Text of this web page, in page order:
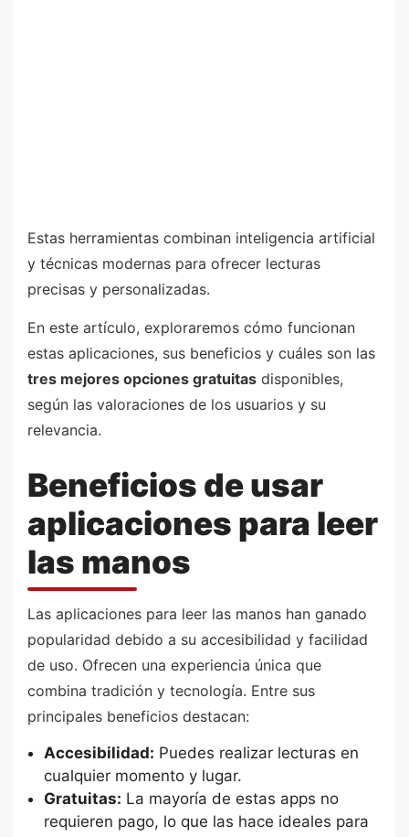
Estas herramientas combinan inteligencia artificial
y técnicas modernas para ofrecer lecturas
precisas y personalizadas.
En este artículo, exploraremos cómo funcionan
estas aplicaciones, sus beneficios y cuáles son las
tres mejores opciones gratuitas disponibles,
según las valoraciones de los usuarios y su
relevancia.
Beneficios de usar
aplicaciones para leer
las manos
Las aplicaciones para leer las manos han ganado
popularidad debido a su accesibilidad y facilidad
de uso. Ofrecen una experiencia única que
combina tradición y tecnología. Entre sus
principales beneficios destacan:
Accesibilidad: Puedes realizar lecturas en
cualquier momento y lugar.
Gratuitas: La mayoría de estas apps no
requieren pago, lo que las hace ideales para